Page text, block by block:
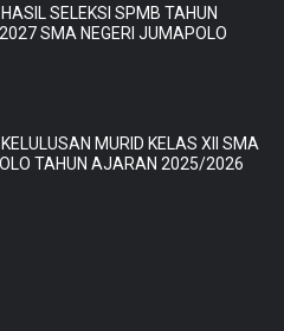
SELEKSI SPMB TAHUN
SMA NEGERI JUMAPOLO
MURID KELAS XII SMA
TAHUN AJARAN 2025/2026